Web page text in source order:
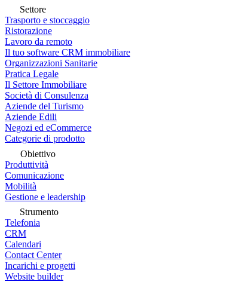
Settore
Trasporto e stoccaggio
Ristorazione
Lavoro da remoto
Il tuo software CRM immobiliare
Organizzazioni Sanitarie
Pratica Legale
Il Settore Immobiliare
Società di Consulenza
Aziende del Turismo
Aziende Edili
Negozi ed eCommerce
Categorie di prodotto
Obiettivo
Produttività
Comunicazione
Mobilità
Gestione e leadership
Strumento
Telefonia
CRM
Calendari
Contact Center
Incarichi e progetti
Website builder